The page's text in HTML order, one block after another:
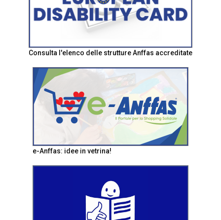
Consulta l'elenco delle strutture Anffas accreditate
e-Anffas: idee in vetrina!